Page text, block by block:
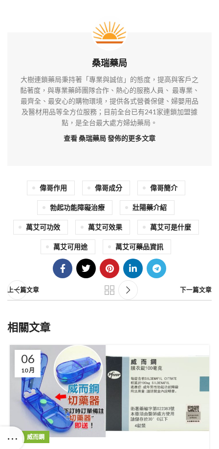
桑瑞藥局
大樹連鎖藥局秉持著「專業與誠信」的態度，提高與客戶之
黏著度，與專業藥師團隊合作、熱心的服務人員、 最專業、
最齊全、最安心的購物環境，提供各式營養保健、婦嬰用品
及醫材用品等全方位服務；目前全台已有241家連鎖加盟據
點，是全台最大處方婦幼藥局。
查看 桑瑞藥局發佈的更多文章
偉哥作用 偉哥成分 偉哥簡介
勃起功能障礙治療 壯陽藥介紹
萬艾可功效 萬艾可效果 萬艾可是什麼
萬艾可用途 萬艾可藥品資訊
上一篇文章 下一篇文章
相關文章
06
10 月
威而鋼